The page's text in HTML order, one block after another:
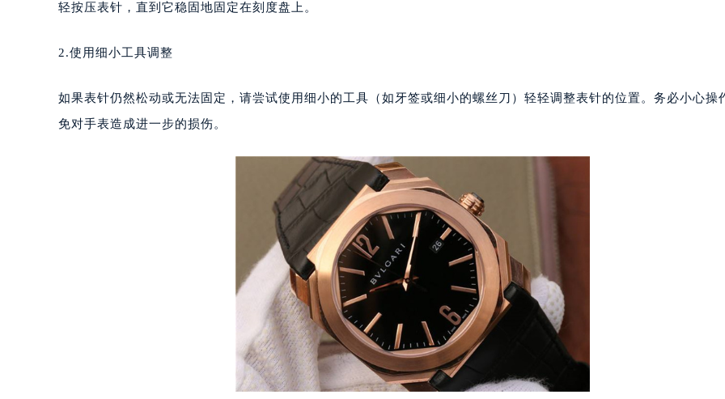
轻按压表针，直到它稳固地固定在刻度盘上。
2.使用细小工具调整
如果表针仍然松动或无法固定，请尝试使用细小的工具（如牙签或细小的螺丝刀）轻轻调整表针的位置。务必小心操
免对手表造成进一步的损伤。